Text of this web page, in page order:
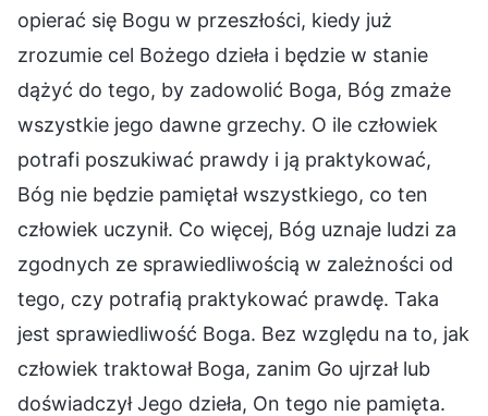
opierać się Bogu w przeszłości, kiedy już
zrozumie cel Bożego dzieła i będzie w stanie
dążyć do tego, by zadowolić Boga, Bóg zmaże
wszystkie jego dawne grzechy. O ile człowiek
potrafi poszukiwać prawdy i ją praktykować,
Bóg nie będzie pamiętał wszystkiego, co ten
człowiek uczynił. Co więcej, Bóg uznaje ludzi za
zgodnych ze sprawiedliwością w zależności od
tego, czy potrafią praktykować prawdę. Taka
jest sprawiedliwość Boga. Bez względu na to, jak
człowiek traktował Boga, zanim Go ujrzał lub
doświadczył Jego dzieła, On tego nie pamięta.